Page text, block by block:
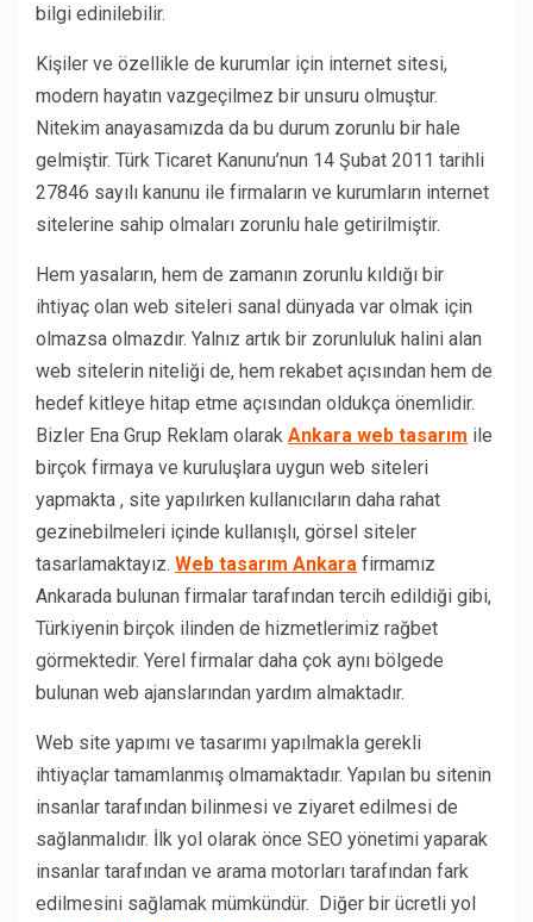
bilgi edinilebilir.
Kişiler ve özellikle de kurumlar için internet sitesi,
modern hayatın vazgeçilmez bir unsuru olmuştur.
Nitekim anayasamızda da bu durum zorunlu bir hale
gelmiştir. Türk Ticaret Kanunu’nun 14 Şubat 2011 tarihli
27846 sayılı kanunu ile firmaların ve kurumların internet
sitelerine sahip olmaları zorunlu hale getirilmiştir.
Hem yasaların, hem de zamanın zorunlu kıldığı bir
ihtiyaç olan web siteleri sanal dünyada var olmak için
olmazsa olmazdır. Yalnız artık bir zorunluluk halini alan
web sitelerin niteliği de, hem rekabet açısından hem de
hedef kitleye hitap etme açısından oldukça önemlidir.
Bizler Ena Grup Reklam olarak Ankara web tasarım ile
birçok firmaya ve kuruluşlara uygun web siteleri
yapmakta , site yapılırken kullanıcıların daha rahat
gezinebilmeleri içinde kullanışlı, görsel siteler
tasarlamaktayız. Web tasarım Ankara firmamız
Ankarada bulunan firmalar tarafından tercih edildiği gibi,
Türkiyenin birçok ilinden de hizmetlerimiz rağbet
görmektedir. Yerel firmalar daha çok aynı bölgede
bulunan web ajanslarından yardım almaktadır.
Web site yapımı ve tasarımı yapılmakla gerekli
ihtiyaçlar tamamlanmış olmamaktadır. Yapılan bu sitenin
insanlar tarafından bilinmesi ve ziyaret edilmesi de
sağlanmalıdır. İlk yol olarak önce SEO yönetimi yaparak
insanlar tarafından ve arama motorları tarafından fark
edilmesini sağlamak mümkündür. Diğer bir ücretli yol